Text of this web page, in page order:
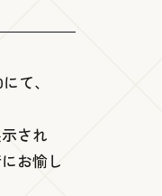
て、
され
お愉し